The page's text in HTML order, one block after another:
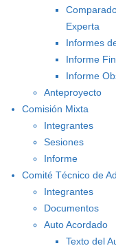
Experta
Informes
Informe
Informe
Anteproyecto
Comisión Mixta
Integrantes
Sesiones
Informe
Comité Técnico de
Integrantes
Documentos
Auto Acordado
Texto del